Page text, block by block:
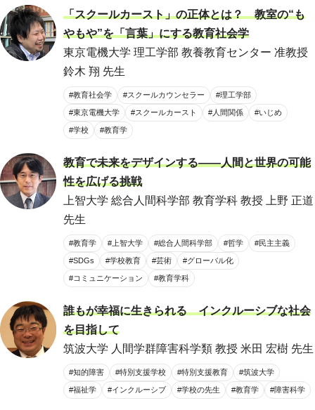
「スクールカースト」の正体とは？ 教室の“も
やもや”を「言葉」にする教育社会学
東京電機大学 理工学部 教養教育センター 准教授
鈴木 翔 先生
#教育社会学 #スクールカウンセラー #理工学部
#東京電機大学 #スクールカースト #人間関係 #いじめ
#学校 #教育学
教育で未来をデザインする――人間と世界の可能
性を広げる挑戦
上智大学 総合人間科学部 教育学科 教授 上野 正道
先生
#教育学 #上智大学 #総合人間科学部 #哲学 #民主主義
#SDGs #学校教育 #芸術 #グローバル化
#コミュニケーション #教育学科
誰もが幸福に生きられる インクルーシブな社会
を目指して
筑波大学 人間学群障害科学類 教授 米田 宏樹 先生
#知的障害 #特別支援学校 #特別支援教育 #筑波大学
#福祉学 #インクルーシブ #学校の先生 #教育学 #障害科学